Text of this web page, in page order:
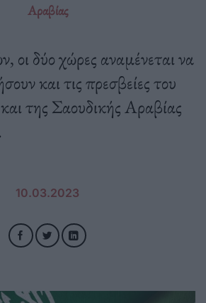
Αραβίας
οι δύο χώρες αναμένεται να
και τις πρεσβείες του
της Σαουδικής Αραβίας
10.03.2023